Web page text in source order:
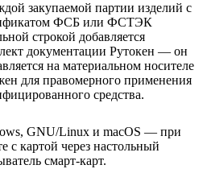
закупаемой партии изделий с
ФСБ или ФСТЭК
строкой добавляется
документации Рутокен — он
на материальном носителе
для правомерного применения
средства.
GNU/Linux и macOS — при
с картой через настольный
смарт-карт.